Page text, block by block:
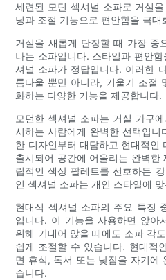
세련된 모던 섹셔널 소파로 거실
닝과 조절 기능으로 편안함을 극대
거실을 새롭게 단장할 때 가장 중
나는 소파입니다. 스타일과 편안
셔널 소파가 정답입니다. 이러한
름다울 뿐만 아니라, 기울기 조절
화하는 다양한 기능을 제공합니다.
모던한 섹셔널 소파는 거실 가구
시하는 사람에게 완벽한 선택입
한 디자인부터 대담하고 현대적인
출시되어 공간에 어울리는 완벽한
립적인 색상 팔레트를 선호하든
인 섹셔널 소파는 개인 스타일에
현대식 섹셔널 소파의 주요 특징
입니다. 이 기능을 사용하면 앉아
위해 기대어 앉을 때에도 소파 각
쉽게 조절할 수 있습니다. 현대적
면 휴식, 독서 또는 낮잠을 자기에
습니다.